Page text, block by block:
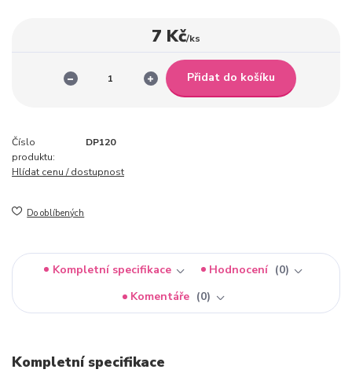
7 Kč/ks
Přidat do košíku
Číslo
produktu:
DP120
Hlídat cenu / dostupnost
Do oblíbených
Kompletní specifikace Hodnocení
0
Komentáře
0
Kompletní specifikace